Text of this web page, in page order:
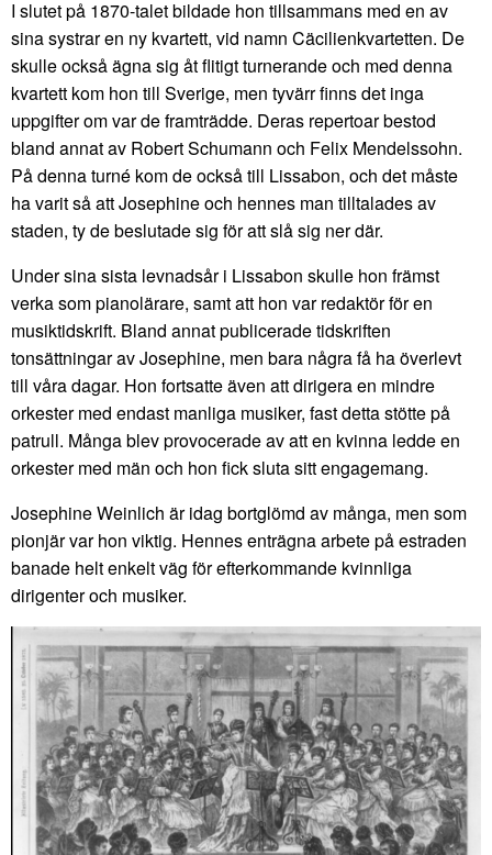
I slutet på 1870-talet bildade hon tillsammans med en av
sina systrar en ny kvartett, vid namn Cäcilienkvartetten. De
skulle också ägna sig åt flitigt turnerande och med denna
kvartett kom hon till Sverige, men tyvärr finns det inga
uppgifter om var de framträdde. Deras repertoar bestod
bland annat av Robert Schumann och Felix Mendelssohn.
På denna turné kom de också till Lissabon, och det måste
ha varit så att Josephine och hennes man tilltalades av
staden, ty de beslutade sig för att slå sig ner där.
Under sina sista levnadsår i Lissabon skulle hon främst
verka som pianolärare, samt att hon var redaktör för en
musiktidskrift. Bland annat publicerade tidskriften
tonsättningar av Josephine, men bara några få ha överlevt
till våra dagar. Hon fortsatte även att dirigera en mindre
orkester med endast manliga musiker, fast detta stötte på
patrull. Många blev provocerade av att en kvinna ledde en
orkester med män och hon fick sluta sitt engagemang.
Josephine Weinlich är idag bortglömd av många, men som
pionjär var hon viktig. Hennes enträgna arbete på estraden
banade helt enkelt väg för efterkommande kvinnliga
dirigenter och musiker.